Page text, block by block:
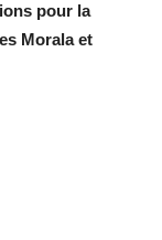
pour la
Morala et